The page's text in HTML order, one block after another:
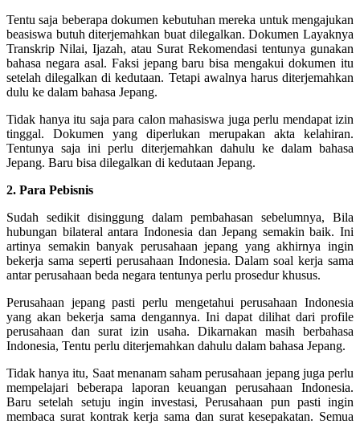
Tentu saja beberapa dokumen kebutuhan mereka untuk mengajukan
beasiswa butuh diterjemahkan buat dilegalkan. Dokumen Layaknya
Transkrip Nilai, Ijazah, atau Surat Rekomendasi tentunya gunakan
bahasa negara asal. Faksi jepang baru bisa mengakui dokumen itu
setelah dilegalkan di kedutaan. Tetapi awalnya harus diterjemahkan
dulu ke dalam bahasa Jepang.
Tidak hanya itu saja para calon mahasiswa juga perlu mendapat izin
tinggal. Dokumen yang diperlukan merupakan akta kelahiran.
Tentunya saja ini perlu diterjemahkan dahulu ke dalam bahasa
Jepang. Baru bisa dilegalkan di kedutaan Jepang.
2. Para Pebisnis
Sudah sedikit disinggung dalam pembahasan sebelumnya, Bila
hubungan bilateral antara Indonesia dan Jepang semakin baik. Ini
artinya semakin banyak perusahaan jepang yang akhirnya ingin
bekerja sama seperti perusahaan Indonesia. Dalam soal kerja sama
antar perusahaan beda negara tentunya perlu prosedur khusus.
Perusahaan jepang pasti perlu mengetahui perusahaan Indonesia
yang akan bekerja sama dengannya. Ini dapat dilihat dari profile
perusahaan dan surat izin usaha. Dikarnakan masih berbahasa
Indonesia, Tentu perlu diterjemahkan dahulu dalam bahasa Jepang.
Tidak hanya itu, Saat menanam saham perusahaan jepang juga perlu
mempelajari beberapa laporan keuangan perusahaan Indonesia.
Baru setelah setuju ingin investasi, Perusahaan pun pasti ingin
membaca surat kontrak kerja sama dan surat kesepakatan. Semua